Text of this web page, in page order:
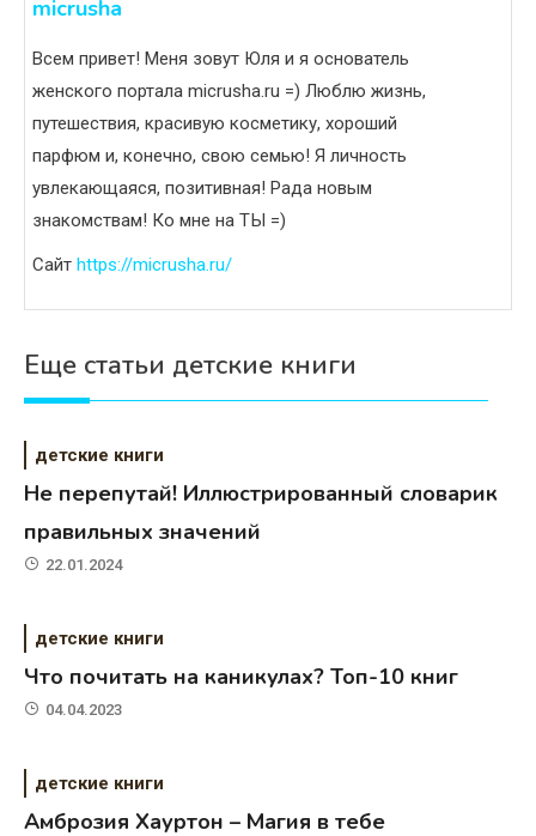
micrusha
Всем привет! Меня зовут Юля и я основатель
женского портала micrusha.ru =) Люблю жизнь,
путешествия, красивую косметику, хороший
парфюм и, конечно, свою семью! Я личность
увлекающаяся, позитивная! Рада новым
знакомствам! Ко мне на ТЫ =)
Сайт https://micrusha.ru/
Еще статьи детские книги
детские книги
Не перепутай! Иллюстрированный словарик
правильных значений
22.01.2024
детские книги
Что почитать на каникулах? Топ-10 книг
04.04.2023
детские книги
Амброзия Хауртон – Магия в тебе